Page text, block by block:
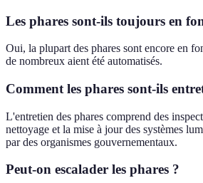
Les phares sont-ils toujours en
Oui, la plupart des phares sont encore en
de nombreux aient été automatisés.
Comment les phares sont-ils
L'entretien des phares comprend des
nettoyage et la mise à jour des systèmes
par des organismes gouvernementaux.
Peut-on escalader les phares ?